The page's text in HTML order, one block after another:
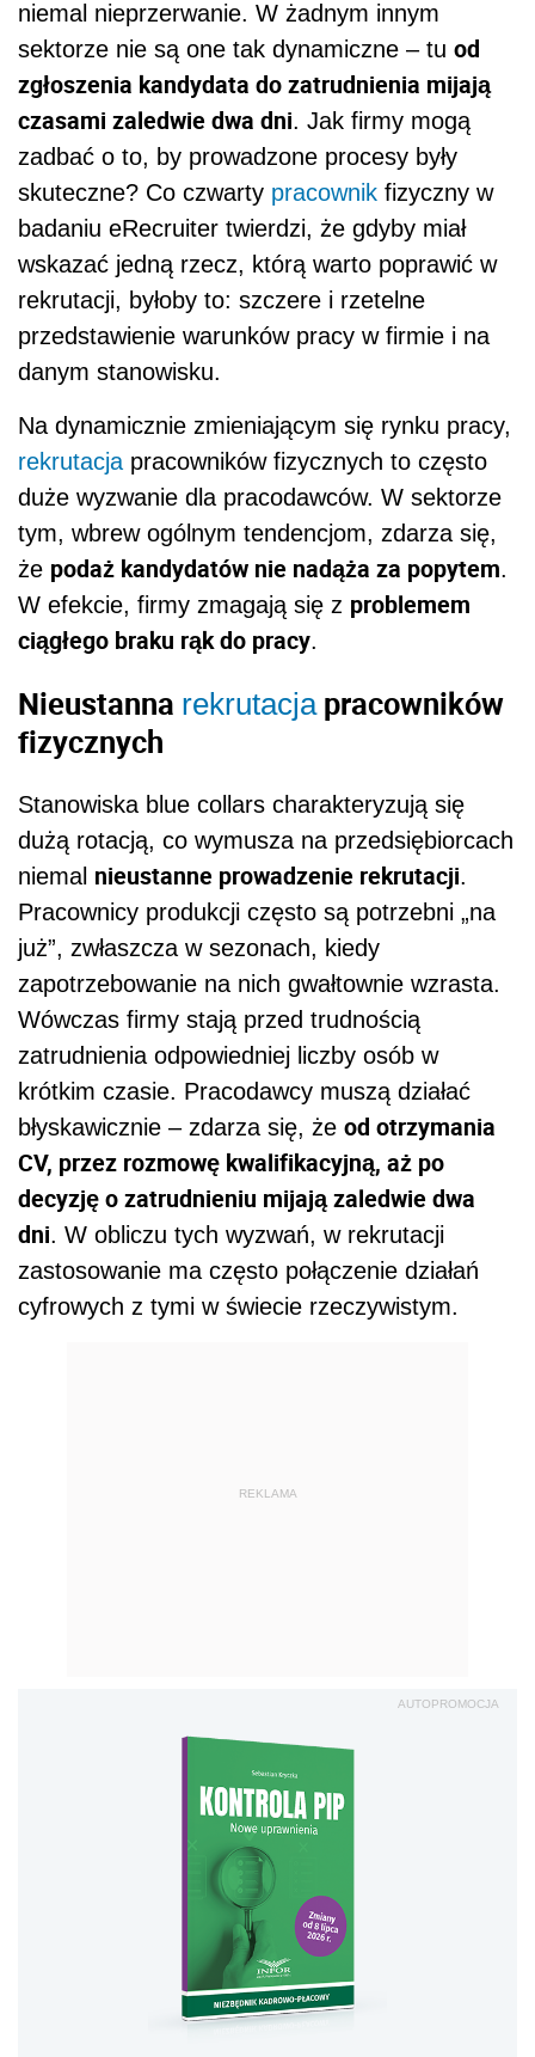
niemal nieprzerwanie. W żadnym innym
sektorze nie są one tak dynamiczne – tu od
zgłoszenia kandydata do zatrudnienia mijają
czasami zaledwie dwa dni. Jak firmy mogą
zadbać o to, by prowadzone procesy były
skuteczne? Co czwarty pracownik fizyczny w
badaniu eRecruiter twierdzi, że gdyby miał
wskazać jedną rzecz, którą warto poprawić w
rekrutacji, byłoby to: szczere i rzetelne
przedstawienie warunków pracy w firmie i na
danym stanowisku.
Na dynamicznie zmieniającym się rynku pracy,
rekrutacja pracowników fizycznych to często
duże wyzwanie dla pracodawców. W sektorze
tym, wbrew ogólnym tendencjom, zdarza się,
że podaż kandydatów nie nadąża za popytem.
W efekcie, firmy zmagają się z problemem
ciągłego braku rąk do pracy.
Nieustanna rekrutacjapracowników
fizycznych
Stanowiska blue collars charakteryzują się
dużą rotacją, co wymusza na przedsiębiorcach
niemal nieustanne prowadzenie rekrutacji.
Pracownicy produkcji często są potrzebni „na
już”, zwłaszcza w sezonach, kiedy
zapotrzebowanie na nich gwałtownie wzrasta.
Wówczas firmy stają przed trudnością
zatrudnienia odpowiedniej liczby osób w
krótkim czasie. Pracodawcy muszą działać
błyskawicznie – zdarza się, że od otrzymania
CV, przez rozmowę kwalifikacyjną, aż po
decyzję o zatrudnieniu mijają zaledwie dwa
dni. W obliczu tych wyzwań, w rekrutacji
zastosowanie ma często połączenie działań
cyfrowych z tymi w świecie rzeczywistym.
REKLAMA
AUTOPROMOCJA